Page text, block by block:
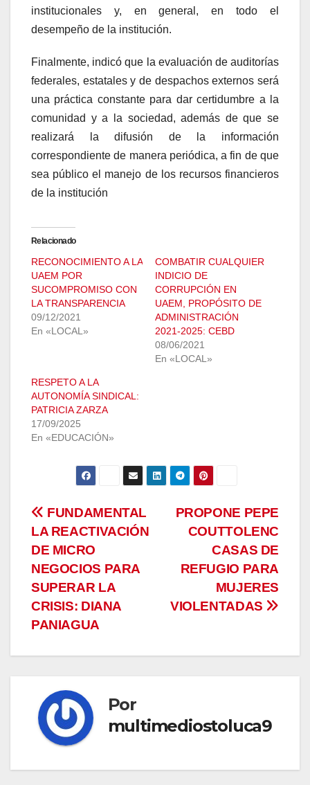
institucionales y, en general, en todo el
desempeño de la institución.
Finalmente, indicó que la evaluación de auditorías
federales, estatales y de despachos externos será
una práctica constante para dar certidumbre a la
comunidad y a la sociedad, además de que se
realizará la difusión de la información
correspondiente de manera periódica, a fin de que
sea público el manejo de los recursos financieros
de la institución
Relacionado
RECONOCIMIENTO A LA
UAEM POR
SUCOMPROMISO CON
LA TRANSPARENCIA
09/12/2021
En «LOCAL»
COMBATIR CUALQUIER
INDICIO DE
CORRUPCIÓN EN
UAEM, PROPÓSITO DE
ADMINISTRACIÓN
2021-2025: CEBD
08/06/2021
En «LOCAL»
RESPETO A LA
AUTONOMÍA SINDICAL:
PATRICIA ZARZA
17/09/2025
En «EDUCACIÓN»
Navegación
de
entradas
PROPONE PEPE
COUTTOLENC
CASAS DE
REFUGIO PARA
MUJERES
VIOLENTADAS
FUNDAMENTAL
LA REACTIVACIÓN
DE MICRO
NEGOCIOS PARA
SUPERAR LA
CRISIS: DIANA
PANIAGUA
Por
multimediostoluca9